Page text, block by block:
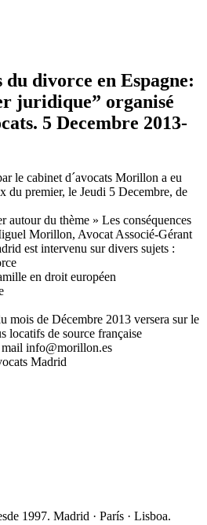
du divorce en Espagne:
juridique” organisé
5 Decembre 2013-
le cabinet d´avocats Morillon a eu
du premier, le Jeudi 5 Decembre, de
autour du thème » Les conséquences
Morillon, Avocat Associé-Gérant
est intervenu sur divers sujets :
en droit européen
mois de Décembre 2013 versera sur le
locatifs de source française
info@morillon.es
Madrid
1997. Madrid · París · Lisboa.